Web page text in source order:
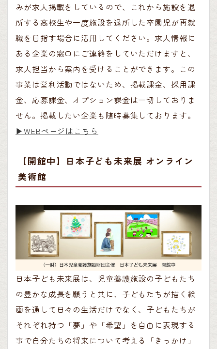
みが求人掲載をしているので、これから施設を退
所する高校生や一度施設を退所した卒園児が再就
職を目指す場合に活用してください。求人情報に
ある企業の窓口にご連絡をしていただけますと、
求人担当から案内を受けることができます。この
事業は営利活動ではないため、掲載課金、採用課
金、応募課金、オプション課金は一切しておりま
せん。掲載したい企業も随時募集しております。
▶︎WEBページはこちら
【開館中】日本子ども未来展 オンライン
美術館
日本子ども未来展は、児童養護施設の子どもたち
の豊かな成長を願うと共に、子どもたちが描く絵
画を通して日々の生活だけでなく、子どもたちが
それぞれ持つ「夢」や「希望」を自由に表現する
事で自分たちの将来について考える「きっかけ」